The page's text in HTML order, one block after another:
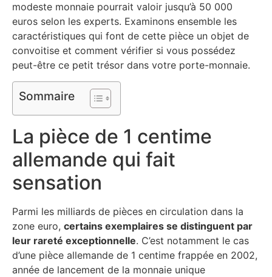
modeste monnaie pourrait valoir jusqu’à 50 000
euros selon les experts. Examinons ensemble les
caractéristiques qui font de cette pièce un objet de
convoitise et comment vérifier si vous possédez
peut-être ce petit trésor dans votre porte-monnaie.
Sommaire
La pièce de 1 centime
allemande qui fait
sensation
Parmi les milliards de pièces en circulation dans la
zone euro, certains exemplaires se distinguent par
leur rareté exceptionnelle. C’est notamment le cas
d’une pièce allemande de 1 centime frappée en 2002,
année de lancement de la monnaie unique